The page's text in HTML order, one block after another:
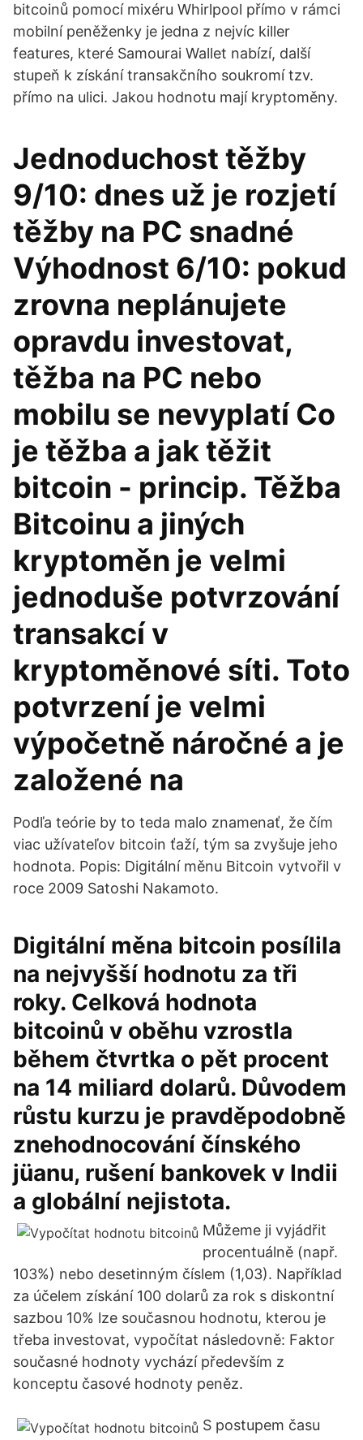
bitcoinů pomocí mixéru Whirlpool přímo v rámci
mobilní peněženky je jedna z nejvíc killer
features, které Samourai Wallet nabízí, další
stupeň k získání transakčního soukromí tzv.
přímo na ulici. Jakou hodnotu mají kryptoměny.
Jednoduchost těžby
9/10: dnes už je rozjetí
těžby na PC snadné
Výhodnost 6/10: pokud
zrovna neplánujete
opravdu investovat,
těžba na PC nebo
mobilu se nevyplatí Co
je těžba a jak těžit
bitcoin - princip. Těžba
Bitcoinu a jiných
kryptoměn je velmi
jednoduše potvrzování
transakcí v
kryptoměnové síti. Toto
potvrzení je velmi
výpočetně náročné a je
založené na
Podľa teórie by to teda malo znamenať, že čím
viac užívateľov bitcoin ťaží, tým sa zvyšuje jeho
hodnota. Popis: Digitální měnu Bitcoin vytvořil v
roce 2009 Satoshi Nakamoto.
Digitální měna bitcoin posílila
na nejvyšší hodnotu za tři
roky. Celková hodnota
bitcoinů v oběhu vzrostla
během čtvrtka o pět procent
na 14 miliard dolarů. Důvodem
růstu kurzu je pravděpodobně
znehodnocování čínského
jüanu, rušení bankovek v Indii
a globální nejistota.
Můžeme ji vyjádřit
procentuálně (např.
103%) nebo desetinným číslem (1,03). Například
za účelem získání 100 dolarů za rok s diskontní
sazbou 10% lze současnou hodnotu, kterou je
třeba investovat, vypočítat následovně: Faktor
současné hodnoty vychází především z
konceptu časové hodnoty peněz.
S postupem času